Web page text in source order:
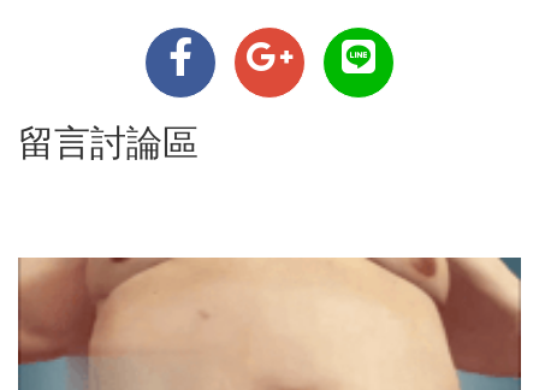
留言討論區